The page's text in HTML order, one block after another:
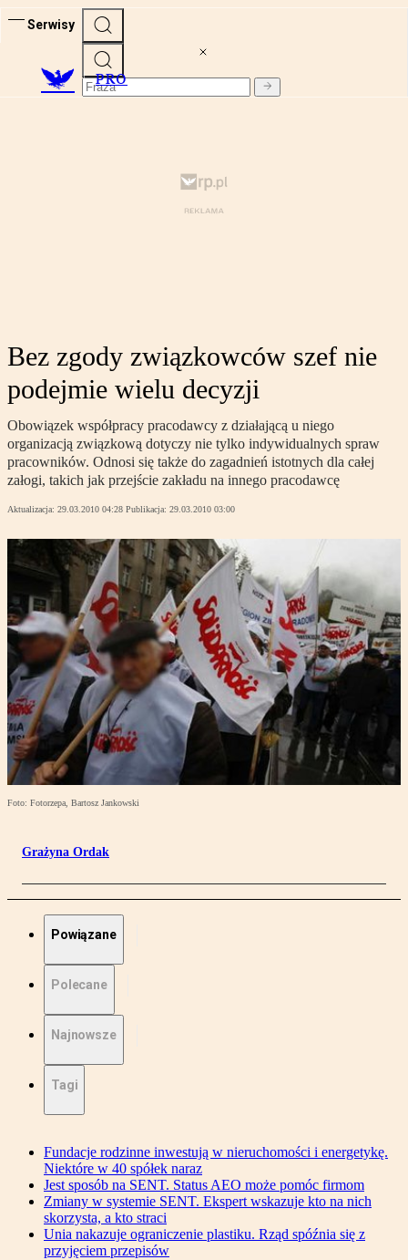
Serwisy
PRO
Bez zgody związkowców szef nie
podejmie wielu decyzji
Obowiązek współpracy pracodawcy z działającą u niego
organizacją związkową dotyczy nie tylko indywidualnych spraw
pracowników. Odnosi się także do zagadnień istotnych dla całej
załogi, takich jak przejście zakładu na innego pracodawcę
Aktualizacja: 29.03.2010 04:28 Publikacja: 29.03.2010 03:00
Foto: Fotorzepa, Bartosz Jankowski
Grażyna Ordak
Powiązane
Polecane
Najnowsze
Tagi
Fundacje rodzinne inwestują w nieruchomości i energetykę.
Niektóre w 40 spółek naraz
Jest sposób na SENT. Status AEO może pomóc firmom
Zmiany w systemie SENT. Ekspert wskazuje kto na nich
skorzysta, a kto straci
Unia nakazuje ograniczenie plastiku. Rząd spóźnia się z
przyjęciem przepisów